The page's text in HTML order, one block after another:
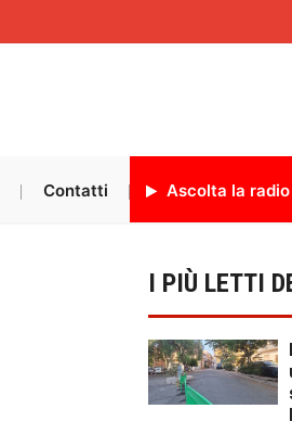
Contatti Ascolta la radio
I PIÙ LETTI